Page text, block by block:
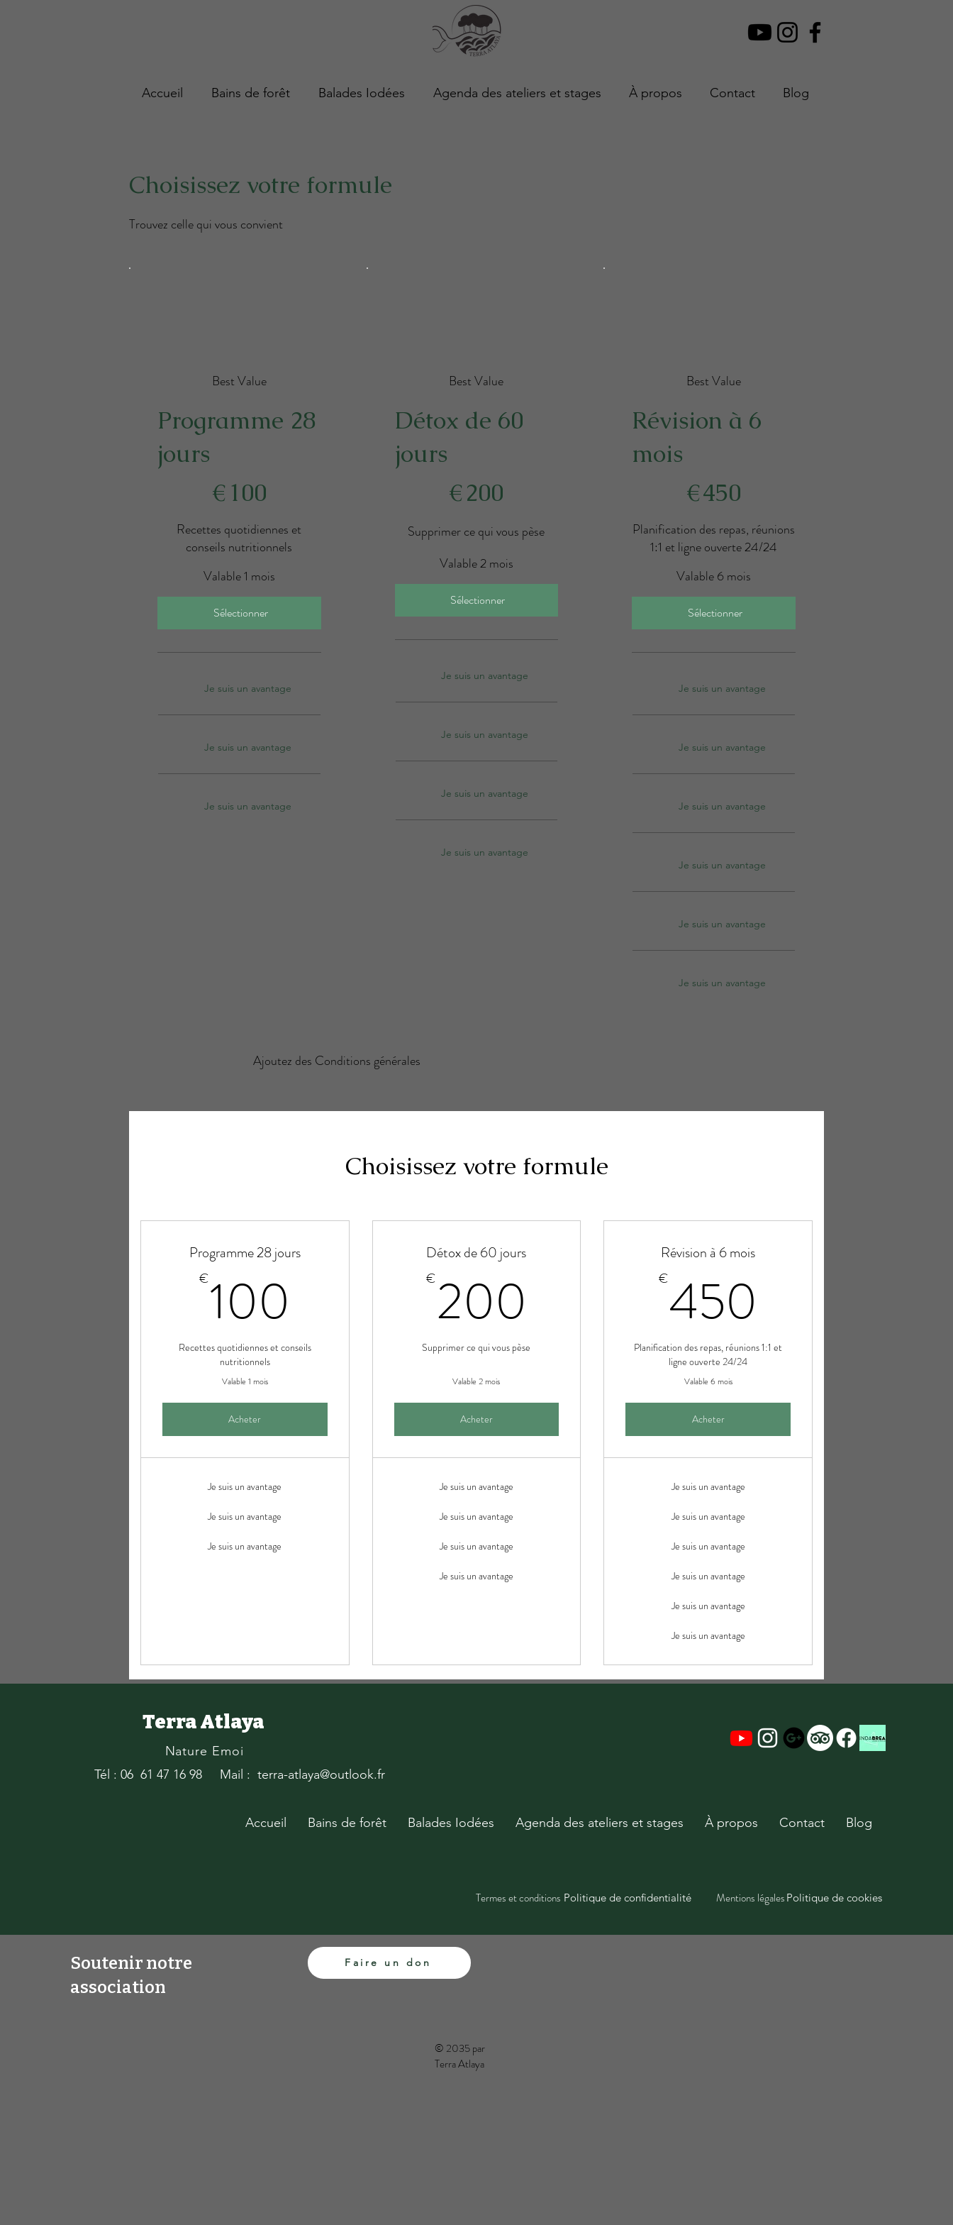
Accueil Bains de forêt Balades Iodées Agenda des ateliers et stages À propos Contact Blog
Ajoutez des Conditions générales
Best Value
Programme 28
jours
€ 100
Recettes quotidiennes et
conseils nutritionnels
Valable 1 mois
Sélectionner
Je suis un avantage
Je suis un avantage
Je suis un avantage
Best Value
Détox de 60
jours
€200
Supprimer ce qui vous pèse
Valable 2 mois
Sélectionner
Je suis un avantage
Je suis un avantage
Je suis un avantage
Je suis un avantage
Best Value
Révision à 6
mois
€450
Planification des repas, réunions
1:1 et ligne ouverte 24/24
Valable 6 mois
Sélectionner
Je suis un avantage
Je suis un avantage
Je suis un avantage
Je suis un avantage
Je suis un avantage
Je suis un avantage
Choisissez votre formule
Trouvez celle qui vous convient
Choisissez votre formule
Programme 28 jours
€100
Recettes quotidiennes et conseils
nutritionnels
Valable 1 mois
Acheter
Je suis un avantage
Je suis un avantage
Je suis un avantage
Détox de 60 jours
€200
Supprimer ce qui vous pèse
Valable 2 mois
Acheter
Je suis un avantage
Je suis un avantage
Je suis un avantage
Je suis un avantage
Révision à 6 mois
€450
Planification des repas, réunions 1:1 et
ligne ouverte 24/24
Valable 6 mois
Acheter
Je suis un avantage
Je suis un avantage
Je suis un avantage
Je suis un avantage
Je suis un avantage
Je suis un avantage
Terra Atlaya
Nature Emoi
Tél : 06 61 47 16 98
Mail : terra-atlaya@outlook.fr
Accueil Bains de forêt Balades Iodées Agenda des ateliers et stages À propos Contact Blog
Termes et conditions Politique de confidentialité Mentions légales Politique de cookies
Soutenir notre
association
Faire un don
© 2035 par
Terra Atlaya